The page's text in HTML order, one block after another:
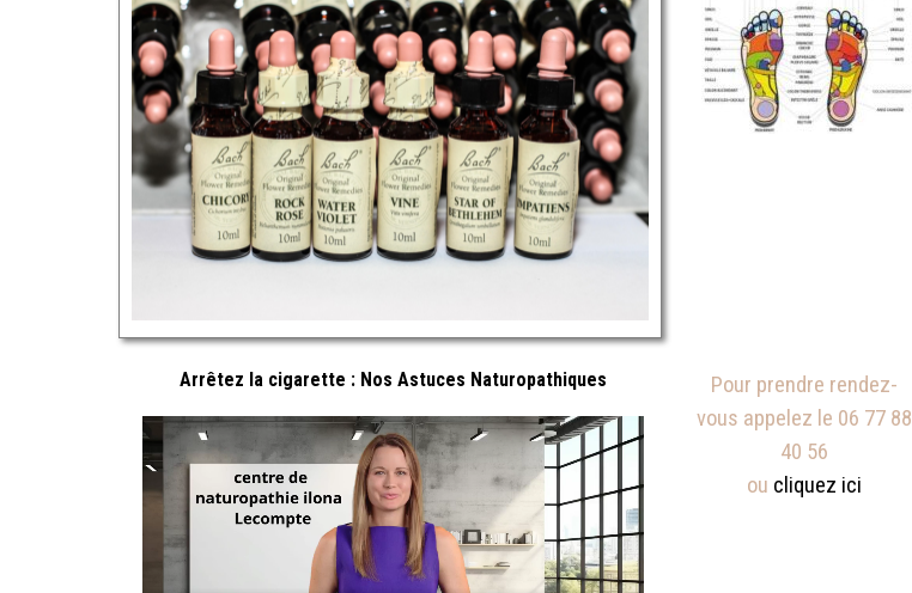
Arrêtez la cigarette : Nos Astuces Naturopathiques
Pour prendre rendez-
vous appelez le 06 77 88
40 56
ou cliquez ici